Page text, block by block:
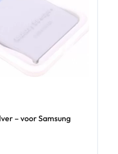
– voor Samsung